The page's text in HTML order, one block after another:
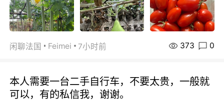
闲聊法国 Feimei 7小时前 373 0
本人需要一台二手自行车，不要太贵，一般就
可以，有的私信我，谢谢。